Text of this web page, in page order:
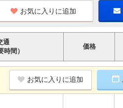
お気に入りに追加
通
時間）
価格
お気に入りに追加